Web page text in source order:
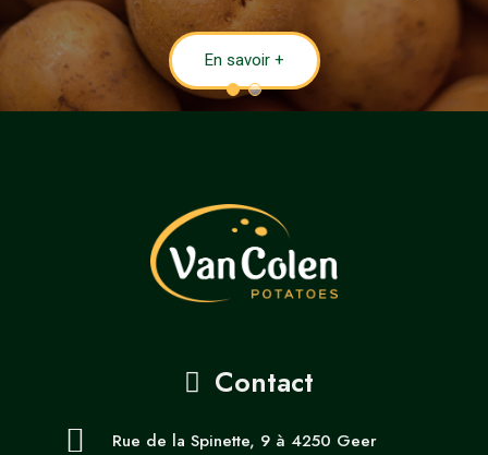
En savoir +
Contact
Rue de la Spinette, 9 à 4250 Geer